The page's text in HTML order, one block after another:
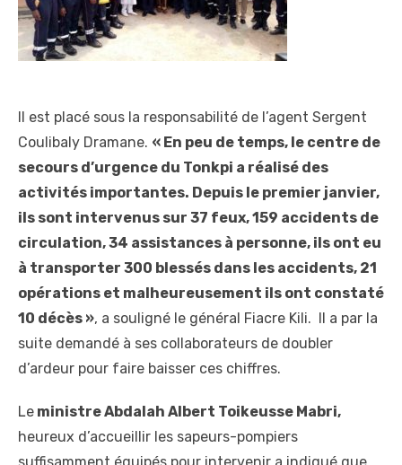
Il est placé sous la responsabilité de l’agent Sergent
Coulibaly Dramane. « En peu de temps, le centre de
secours d’urgence du Tonkpi a réalisé des
activités importantes. Depuis le premier janvier,
ils sont intervenus sur 37 feux, 159 accidents de
circulation, 34 assistances à personne, ils ont eu
à transporter 300 blessés dans les accidents, 21
opérations et malheureusement ils ont constaté
10 décès », a souligné le général Fiacre Kili. Il a par la
suite demandé à ses collaborateurs de doubler
d’ardeur pour faire baisser ces chiffres.
Le ministre Abdalah Albert Toikeusse Mabri,
heureux d’accueillir les sapeurs-pompiers
suffisamment équipés pour intervenir a indiqué que